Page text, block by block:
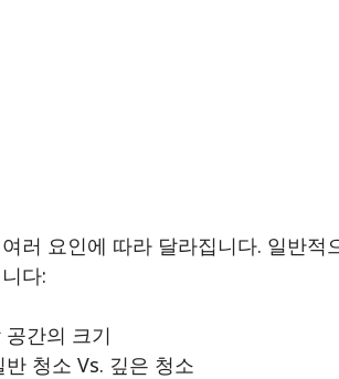
러 요인에 따라 달라집니다. 일반적
다:
공간의 크기
반 청소 Vs. 깊은 청소